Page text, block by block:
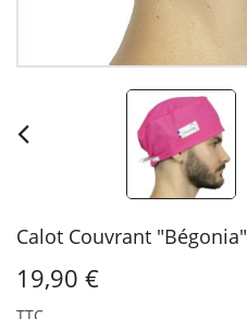
Calot Couvrant "Bégonia"
19,90 €